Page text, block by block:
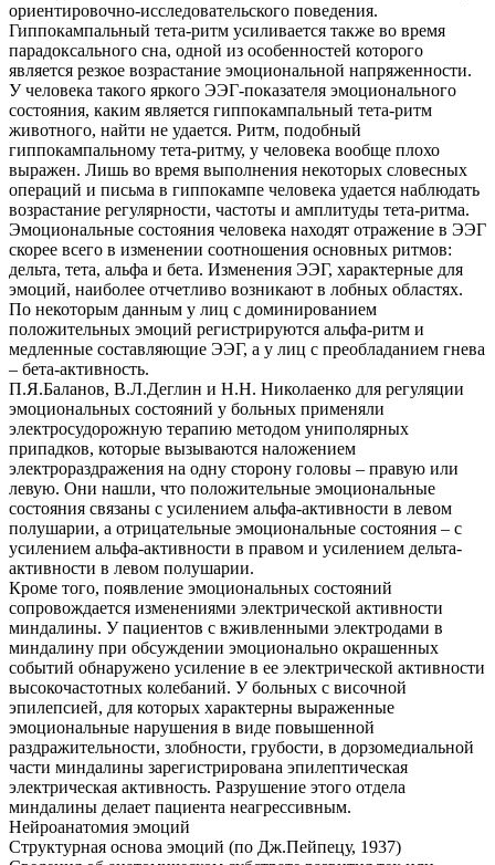
ориентировочно-исследовательского поведения.
Гиппокампальный тета-ритм усиливается также во время
парадоксального сна, одной из особенностей которого
является резкое возрастание эмоциональной напряженности.
У человека такого яркого ЭЭГ-показателя эмоционального
состояния, каким является гиппокампальный тета-ритм
животного, найти не удается. Ритм, подобный
гиппокампальному тета-ритму, у человека вообще плохо
выражен. Лишь во время выполнения некоторых словесных
операций и письма в гиппокампе человека удается наблюдать
возрастание регулярности, частоты и амплитуды тета-ритма.
Эмоциональные состояния человека находят отражение в ЭЭГ
скорее всего в изменении соотношения основных ритмов:
дельта, тета, альфа и бета. Изменения ЭЭГ, характерные для
эмоций, наиболее отчетливо возникают в лобных областях.
По некоторым данным у лиц с доминированием
положительных эмоций регистрируются альфа-ритм и
медленные составляющие ЭЭГ, а у лиц с преобладанием гнева
– бета-активность.
П.Я.Баланов, В.Л.Деглин и Н.Н. Николаенко для регуляции
эмоциональных состояний у больных применяли
электросудорожную терапию методом униполярных
припадков, которые вызываются наложением
электрораздражения на одну сторону головы – правую или
левую. Они нашли, что положительные эмоциональные
состояния связаны с усилением альфа-активности в левом
полушарии, а отрицательные эмоциональные состояния – с
усилением альфа-активности в правом и усилением дельта-
активности в левом полушарии.
Кроме того, появление эмоциональных состояний
сопровождается изменениями электрической активности
миндалины. У пациентов с вживленными электродами в
миндалину при обсуждении эмоционально окрашенных
событий обнаружено усиление в ее электрической активности
высокочастотных колебаний. У больных с височной
эпилепсией, для которых характерны выраженные
эмоциональные нарушения в виде повышенной
раздражительности, злобности, грубости, в дорзомедиальной
части миндалины зарегистрирована эпилептическая
электрическая активность. Разрушение этого отдела
миндалины делает пациента неагрессивным.
Нейроанатомия эмоций
Структурная основа эмоций (по Дж.Пейпецу, 1937)